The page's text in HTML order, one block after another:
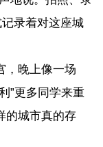
录着对这座城
，晚上像一场
”更多同学来重
的城市真的存